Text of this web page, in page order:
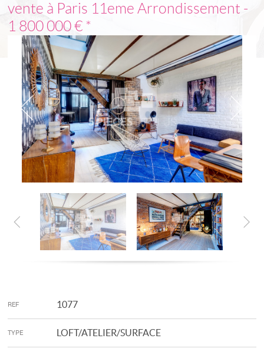
vente à Paris 11eme Arrondissement -
1 800 000 € *
REF 1077
TYPE LOFT/ATELIER/SURFACE